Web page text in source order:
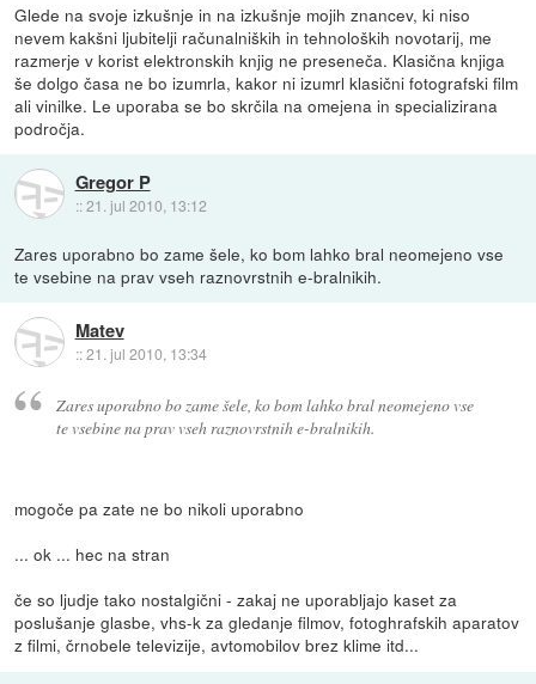
Glede na svoje izkušnje in na izkušnje mojih znancev, ki niso
nevem kakšni ljubitelji računalniških in tehnoloških novotarij, me
razmerje v korist elektronskih knjig ne preseneča. Klasična knjiga
še dolgo časa ne bo izumrla, kakor ni izumrl klasični fotografski film
ali vinilke. Le uporaba se bo skrčila na omejena in specializirana
področja.
Gregor P
::21. jul 2010, 13:12
Zares uporabno bo zame šele, ko bom lahko bral neomejeno vse
te vsebine na prav vseh raznovrstnih e-bralnikih.
Matev
::21. jul 2010, 13:34
Zares uporabno bo zame šele, ko bom lahko bral neomejeno vse
te vsebine na prav vseh raznovrstnih e-bralnikih.
mogoče pa zate ne bo nikoli uporabno
... ok ... hec na stran
če so ljudje tako nostalgični - zakaj ne uporabljajo kaset za
poslušanje glasbe, vhs-k za gledanje filmov, fotoghrafskih aparatov
z filmi, črnobele televizije, avtomobilov brez klime itd...